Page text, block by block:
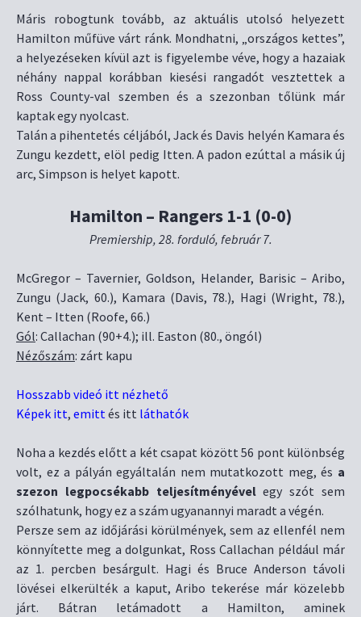
Máris robogtunk tovább, az aktuális utolsó helyezett
Hamilton műfüve várt ránk. Mondhatni, „országos kettes”,
a helyezéseken kívül azt is figyelembe véve, hogy a hazaiak
néhány nappal korábban kiesési rangadót vesztettek a
Ross County-val szemben és a szezonban tőlünk már
kaptak egy nyolcast.
Talán a pihentetés céljából, Jack és Davis helyén Kamara és
Zungu kezdett, elöl pedig Itten. A padon ezúttal a másik új
arc, Simpson is helyet kapott.
Hamilton – Rangers 1-1 (0-0)
Premiership, 28. forduló, február 7.
McGregor – Tavernier, Goldson, Helander, Barisic – Aribo,
Zungu (Jack, 60.), Kamara (Davis, 78.), Hagi (Wright, 78.),
Kent – Itten (Roofe, 66.)
Gól: Callachan (90+4.); ill. Easton (80., öngól)
Nézőszám: zárt kapu
Hosszabb videó itt nézhető
Képek itt, emittés itt láthatók
Noha a kezdés előtt a két csapat között 56 pont különbség
volt, ez a pályán egyáltalán nem mutatkozott meg, és a
szezon legpocsékabb teljesítményévelegy szót sem
szólhatunk, hogy ez a szám ugyanannyi maradt a végén.
Persze sem az időjárási körülmények, sem az ellenfél nem
könnyítette meg a dolgunkat, Ross Callachan például már
az 1. percben besárgult. Hagi és Bruce Anderson távoli
lövései elkerülték a kaput, Aribo tekerése már közelebb
járt. Bátran letámadott a Hamilton, aminek